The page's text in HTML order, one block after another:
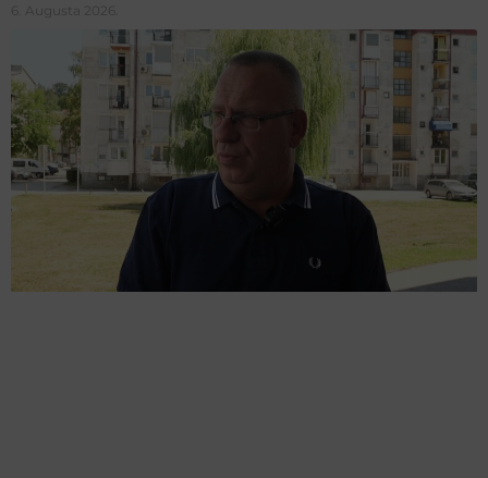
6. Augusta 2026.